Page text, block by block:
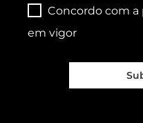
Concordo com a
em vigor